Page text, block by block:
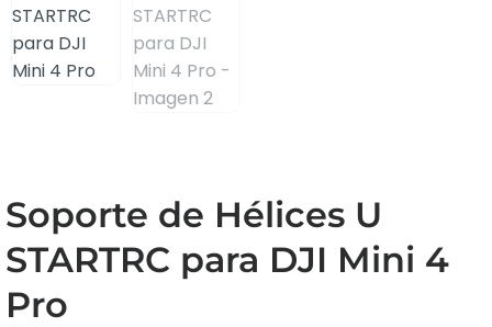
Soporte de Hélices U
STARTRC para DJI Mini 4
Pro